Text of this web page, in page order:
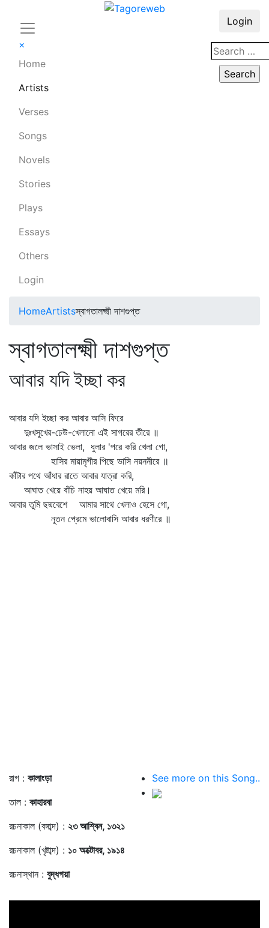
×
Home
Artists
Verses
Songs
Novels
Stories
Plays
Essays
Others
Login
Login
HomeArtistsস্বাগতালক্ষ্মী দাশগুপ্ত
স্বাগতালক্ষ্মী দাশগুপ্ত
আবার যদি ইচ্ছা কর
আবার যদি ইচ্ছা কর আবার আসি ফিরে
দুঃখসুখের-ঢেউ-খেলানো এই সাগরের তীরে ॥
আবার জলে ভাসাই ভেলা, ধুলার 'পরে করি খেলা গো,
হাসির মায়ামৃগীর পিছে ভাসি নয়ননীরে ॥
কাঁটার পথে আঁধার রাতে আবার যাত্রা করি,
আঘাত খেয়ে বাঁচি নাহয় আঘাত খেয়ে মরি।
আবার তুমি ছদ্মবেশে আমার সাথে খেলাও হেসে গো,
নূতন প্রেমে ভালোবাসি আবার ধরণীরে ॥
রাগ : কালাংড়া
তাল : কাহারবা
রচনাকাল (বঙ্গাব্দ) : ২৩ আশ্বিন, ১৩২১
রচনাকাল (খৃষ্টাব্দ) : ১০ অক্টোবর, ১৯১৪
রচনাস্থান : বুদ্ধগয়া
See more on this Song..